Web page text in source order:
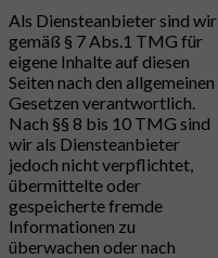
Als Diensteanbieter sind wir
gemäß § 7 Abs.1 TMG für
eigene Inhalte auf diesen
Seiten nach den allgemeinen
Gesetzen verantwortlich.
Nach §§ 8 bis 10 TMG sind
wir als Diensteanbieter
jedoch nicht verpflichtet,
übermittelte oder
gespeicherte fremde
Informationen zu
überwachen oder nach